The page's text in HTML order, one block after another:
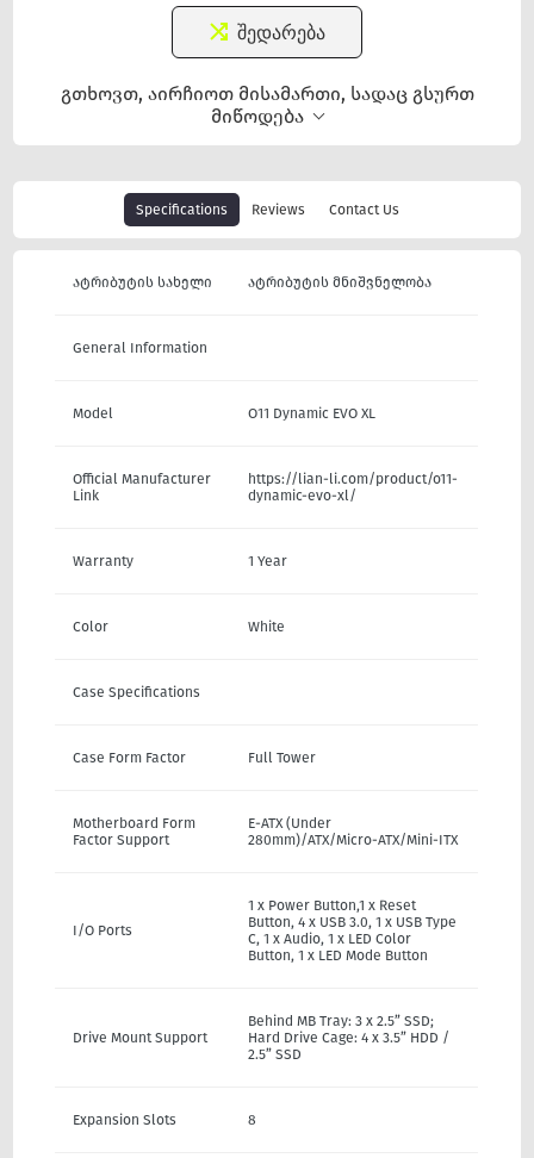
შედარება
გთხოვთ, აირჩიოთ მისამართი, სადაც გსურთ
მიწოდება
Specifications Reviews Contact Us
ატრიბუტის სახელი ატრიბუტის მნიშვნელობა
General Information
Model O11 Dynamic EVO XL
Official Manufacturer
Link
https://lian-li.com/product/o11-
dynamic-evo-xl/
Warranty 1 Year
Color White
Case Specifications
Case Form Factor Full Tower
Motherboard Form
Factor Support
E-ATX (Under
280mm)/ATX/Micro-ATX/Mini-ITX
I/O Ports
1 x Power Button,1 x Reset
Button, 4 x USB 3.0, 1 x USB Type
C, 1 x Audio, 1 x LED Color
Button, 1 x LED Mode Button
Drive Mount Support
Behind MB Tray: 3 x 2.5” SSD;
Hard Drive Cage: 4 x 3.5” HDD /
2.5” SSD
Expansion Slots 8